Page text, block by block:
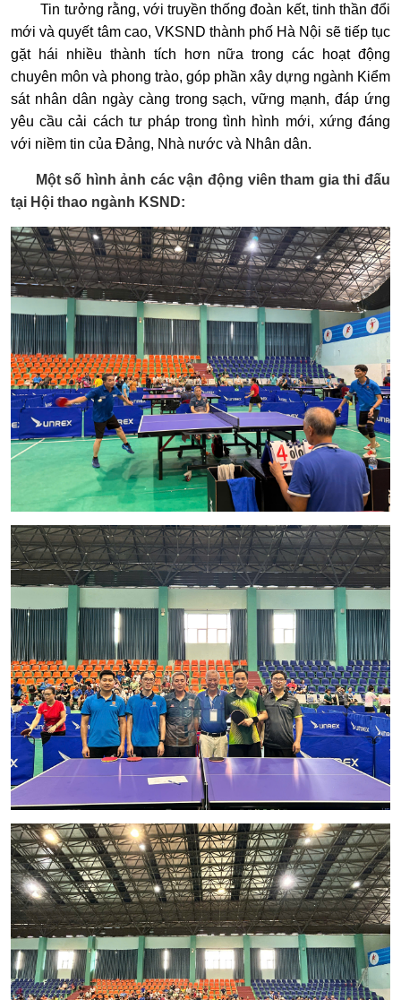
Tin tưởng rằng, với truyền thống đoàn kết, tinh thần đổi
mới và quyết tâm cao, VKSND thành phố Hà Nội sẽ tiếp tục
gặt hái nhiều thành tích hơn nữa trong các hoạt động
chuyên môn và phong trào, góp phần xây dựng ngành Kiểm
sát nhân dân ngày càng trong sạch, vững mạnh, đáp ứng
yêu cầu cải cách tư pháp trong tình hình mới, xứng đáng
với niềm tin của Đảng, Nhà nước và Nhân dân.
Một số hình ảnh các vận động viên tham gia thi đấu
tại Hội thao ngành KSND: